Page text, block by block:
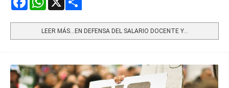
LEER MÁS…EN DEFENSA DEL SALARIO DOCENTE Y...